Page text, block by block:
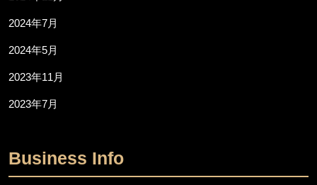
2024年7月
2024年5月
2023年11月
2023年7月
Business Info